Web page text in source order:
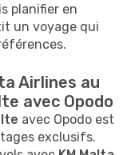
planifier en
un voyage qui
Airlines au
avec Opodo
avec Opodo est
exclusifs.